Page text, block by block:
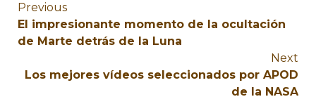
Previous
El impresionante momento de la ocultación
de Marte detrás de la Luna
Next
Los mejores vídeos seleccionados por APOD
de la NASA